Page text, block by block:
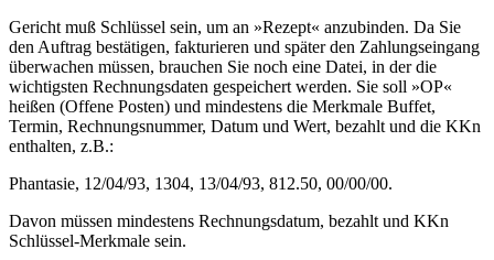
Gericht muß Schlüssel sein, um an »Rezept« anzubinden. Da Sie
den Auftrag bestätigen, fakturieren und später den Zahlungseingang
überwachen müssen, brauchen Sie noch eine Datei, in der die
wichtigsten Rechnungsdaten gespeichert werden. Sie soll »OP«
heißen (Offene Posten) und mindestens die Merkmale Buffet,
Termin, Rechnungsnummer, Datum und Wert, bezahlt und die KKn
enthalten, z.B.:
Phantasie, 12/04/93, 1304, 13/04/93, 812.50, 00/00/00.
Davon müssen mindestens Rechnungsdatum, bezahlt und KKn
Schlüssel-Merkmale sein.